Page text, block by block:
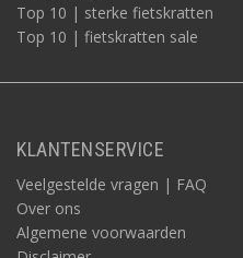
Top 10 | sterke fietskratten
Top 10 | fietskratten sale
KLANTENSERVICE
Veelgestelde vragen | FAQ
Over ons
Algemene voorwaarden